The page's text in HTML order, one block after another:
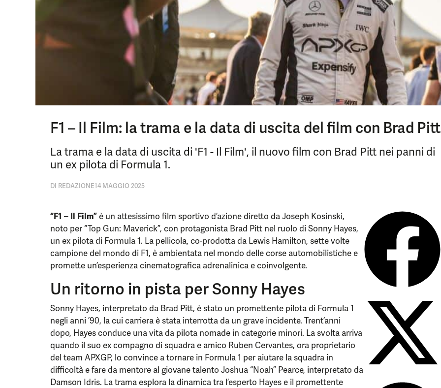
F1 – Il Film: la trama e la data di uscita del film con Brad Pitt
La trama e la data di uscita di 'F1 - Il Film', il nuovo film con Brad Pitt nei panni di
un ex pilota di Formula 1.
DI REDAZIONE14 MAGGIO 2025
“F1 – Il Film”è un attesissimo film sportivo d’azione diretto da Joseph Kosinski,
noto per “Top Gun: Maverick”, con protagonista Brad Pitt nel ruolo di Sonny Hayes,
un ex pilota di Formula 1. La pellicola, co-prodotta da Lewis Hamilton, sette volte
campione del mondo di F1, è ambientata nel mondo delle corse automobilistiche e
promette un’esperienza cinematografica adrenalinica e coinvolgente.
Un ritorno in pista per Sonny Hayes
Sonny Hayes, interpretato da Brad Pitt, è stato un promettente pilota di Formula 1
negli anni ’90, la cui carriera è stata interrotta da un grave incidente. Trent’anni
dopo, Hayes conduce una vita da pilota nomade in categorie minori. La svolta arriva
quando il suo ex compagno di squadra e amico Ruben Cervantes, ora proprietario
del team APXGP, lo convince a tornare in Formula 1 per aiutare la squadra in
difficoltà e fare da mentore al giovane talento Joshua “Noah” Pearce, interpretato da
Damson Idris. La trama esplora la dinamica tra l’esperto Hayes e il promettente